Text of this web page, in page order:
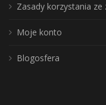
Zasady korzystania ze
Moje konto
Blogosfera